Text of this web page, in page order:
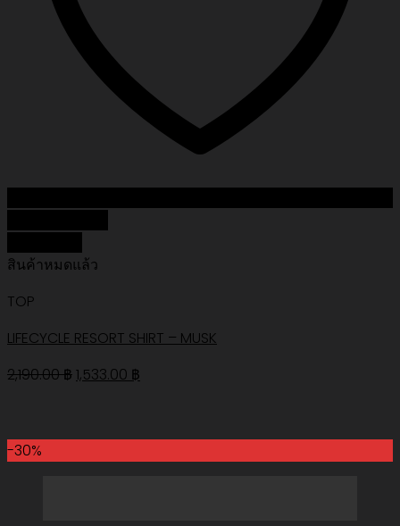
สินค้าหมดแล้ว
TOP
LIFECYCLE RESORT SHIRT – MUSK
2,190.00฿Original
2,190.00 ฿.
1,533.00 ฿
1,533.00 ฿.
-30%